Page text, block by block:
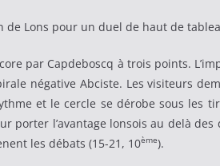
de Lons pour un duel de haut de
par Capdeboscq à trois points.
négative Abciste. Les visiteurs
et le cercle se dérobe sous les
porter l’avantage lonsois au delà
les débats (15-21, 10ème).